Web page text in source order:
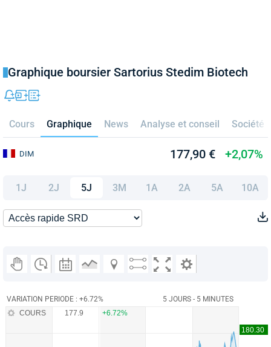
Graphique boursier Sartorius Stedim Biotech
Cours Graphique News Analyse et conseil Société
DIM 177,90 € +2,07%
1J 2J 5J 3M 1A 2A 5A 10A
VARIATION PERIODE : +6.72% 5 JOURS - 5 MINUTES
COURS 177.9 +6.72%